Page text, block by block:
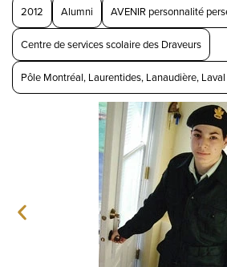
2012 Alumni AVENIR personnalité
Centre de services scolaire des Draveurs
Pôle Montréal, Laurentides, Lanaudière,